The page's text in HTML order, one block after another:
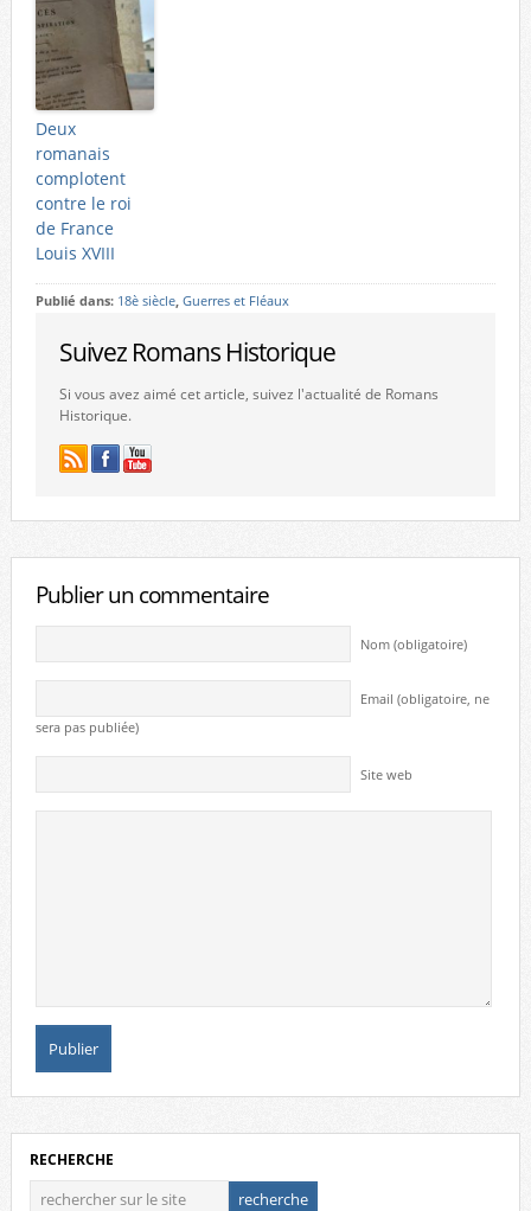
Deux
romanais
complotent
contre le roi
de France
Louis XVIII
Publié dans: 18è siècle, Guerres et Fléaux
Suivez Romans Historique
Si vous avez aimé cet article, suivez l'actualité de Romans
Historique.
Publier un commentaire
Nom (obligatoire)
Email (obligatoire, ne
sera pas publiée)
Site web
RECHERCHE